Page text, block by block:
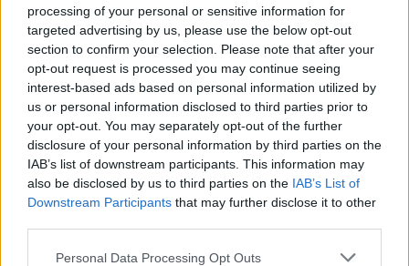
processing of your personal or sensitive information for
targeted advertising by us, please use the below opt-out
section to confirm your selection. Please note that after your
opt-out request is processed you may continue seeing
interest-based ads based on personal information utilized by
us or personal information disclosed to third parties prior to
your opt-out. You may separately opt-out of the further
disclosure of your personal information by third parties on the
IAB’s list of downstream participants. This information may
also be disclosed by us to third parties on the IAB’s List of
Downstream Participants that may further disclose it to other
Please note that this website/app uses one or more Google
Personal Data Processing Opt Outs
ήπατος παρουσίασε επίσης στατιστικά
σημαντική μείωση.
Δεδομένου ότιεκατομμύρια Αμερικανοί
λαμβάνουν φάρμακα GLP-1 , «είναι προφανώς
πολύ σημαντικό να κατανοήσουμε αμέσως
ποιες θα μπορούσαν να είναι οι πιθανές
αντικαρκινικές επιδράσεις», δήλωσε ο Δρ.
Μαρκ Όρλαντ, ειδικευόμενος στην Κλινική
του Κλίβελαντ, ο οποίος θα παρουσιάσει τη
μελέτη στο ετήσιο συνέδριο της